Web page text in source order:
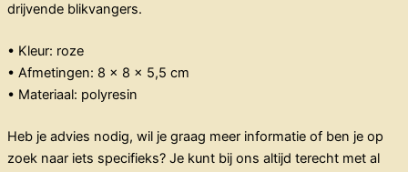
drijvende blikvangers.
• Kleur: roze
• Afmetingen: 8 x 8 x 5,5 cm
• Materiaal: polyresin
Heb je advies nodig, wil je graag meer informatie of ben je op
zoek naar iets specifieks? Je kunt bij ons altijd terecht met al